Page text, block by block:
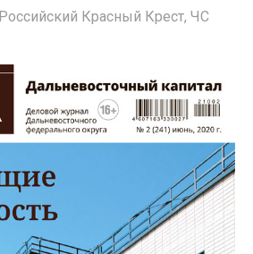
Российский Красный Крест, ЧС